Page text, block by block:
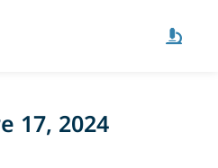
17, 2024